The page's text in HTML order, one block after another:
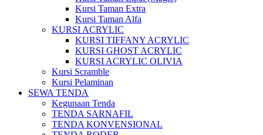
Kursi Taman Extra
Kursi Taman Alfa
KURSI ACRYLIC
KURSI TIFFANY ACRYLIC
KURSI GHOST ACRYLIC
KURSI ACRYLIC OLIVIA
Kursi Scramble
Kursi Pelaminan
SEWA TENDA
Kegunaan Tenda
TENDA SARNAFIL
TENDA KONVENSIONAL